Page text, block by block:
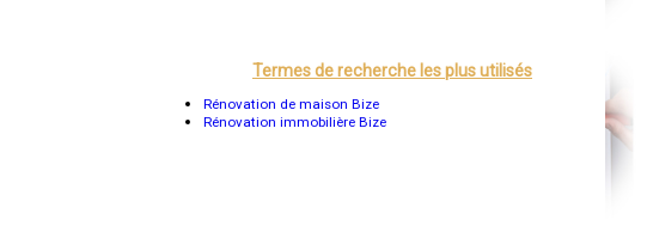
Grenoble
Mont-de-Marsan
Blois
Termes de recherche les plus utilisés
Rénovation de maison Bize
Rénovation immobilière Bize